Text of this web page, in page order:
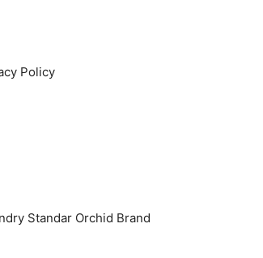
Policy
Standar Orchid Brand